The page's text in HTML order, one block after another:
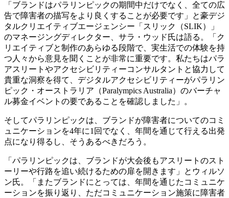
「ブランドはパラリンピックの期間中だけでなく、全ての広
告で障害者の描写をより良くすることが必要です」と豪デジ
タルクリエイティブエージェンシー「スリック（SLIK）」
のマネージングディレクター、サラ・ウッド氏は語る。「ク
リエイティブと制作のあらゆる段階で、実生活での体験を持
つ人々から意見を聞くことが非常に重要です。私たちはパラ
アスリートやアクセシビリティーコンサルタントと協力して
貴重な洞察を得て、デジタルアクセシビリティーがパラリン
ピック・オーストラリア（Paralympics Australia）のバーチャ
ル募金イベントの要であることを確認しました」。
そしてパラリンピックは、ブランドが障害者についてのコミ
ュニケーションを4年に1回でなく、年間を通じて行える出発
点になり得るし、そうあるべきだろう。
「パラリンピックは、ブランドが大会後もアスリートのスト
ーリーや行路を追い続けるための扉を開きます」とウィルソ
ン氏。「またブランドにとっては、年間を通じたコミュニケ
ーションを振り返り、ただコミュニケーション施策に障害者